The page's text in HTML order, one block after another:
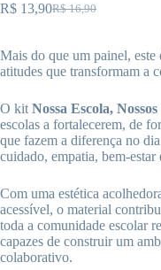
R$16,90
O
era:
R$ 16,90.
R$ 13,90O
é:
R$ 13,90.
Mais do que um painel,
atitudes que transformam a
O kit Nossa Escola,
escolas a fortalecerem, de
que fazem a diferença no
cuidado, empatia, bem-estar
Com uma estética
acessível, o material
toda a comunidade escolar
capazes de construir um
colaborativo.